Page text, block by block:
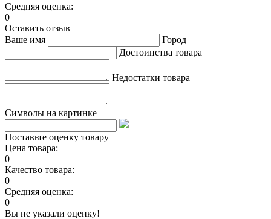
Средняя оценка:
0
Оставить отзыв
Ваше имя
Город
Достоинства товара
Недостатки товара
Символы на картинке
Поставьте оценку товару
Цена товара:
0
Качество товара:
0
Средняя оценка:
0
Вы не указали оценку!